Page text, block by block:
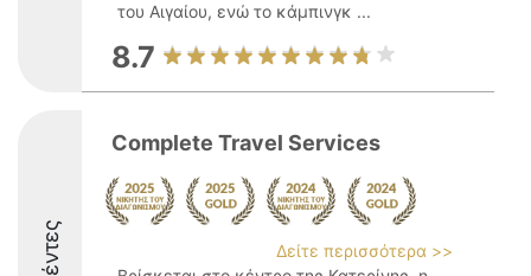
του Αιγαίου, ενώ το κάμπινγκ ...
8.7
Complete Travel Services
Δείτε περισσότερα >>